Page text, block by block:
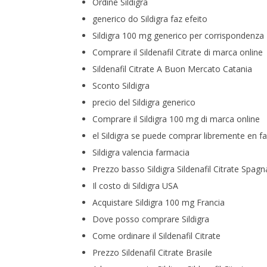
generico do Sildigra faz efeito
Sildigra 100 mg generico per corrispondenza
Comprare il Sildenafil Citrate di marca online
Sildenafil Citrate A Buon Mercato Catania
Sconto Sildigra
precio del Sildigra generico
Comprare il Sildigra 100 mg di marca online
el Sildigra se puede comprar libremente en
Sildigra valencia farmacia
Prezzo basso Sildigra Sildenafil Citrate
Il costo di Sildigra USA
Acquistare Sildigra 100 mg Francia
Dove posso comprare Sildigra
Come ordinare il Sildenafil Citrate
Prezzo Sildenafil Citrate Brasile